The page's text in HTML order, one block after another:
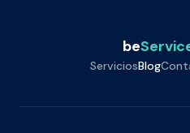
be
ServiciosBlog